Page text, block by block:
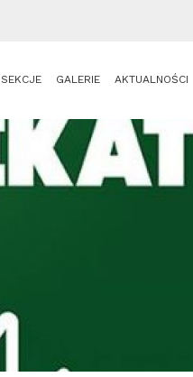
SEKCJE GALERIE AKTUALNOŚCI